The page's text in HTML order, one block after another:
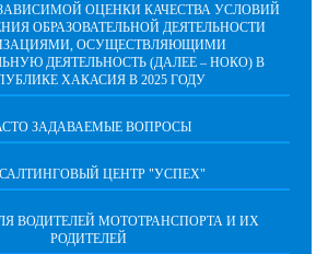
ОЦЕНКИ КАЧЕСТВА УСЛОВИЙ
ОБРАЗОВАТЕЛЬНОЙ ДЕЯТЕЛЬНОСТИ
ОСУЩЕСТВЛЯЮЩИМИ
ДЕЯТЕЛЬНОСТЬ (ДАЛЕЕ – НОКО) В
ХАКАСИЯ В 2025 ГОДУ
ЗАДАВАЕМЫЕ ВОПРОСЫ
ЦЕНТР "УСПЕХ"
ВОДИТЕЛЕЙ МОТОТРАНСПОРТА И ИХ
РОДИТЕЛЕЙ